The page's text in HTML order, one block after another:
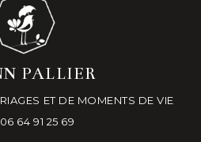
PALLIER
ET DE MOMENTS DE VIE
64 91 25 69